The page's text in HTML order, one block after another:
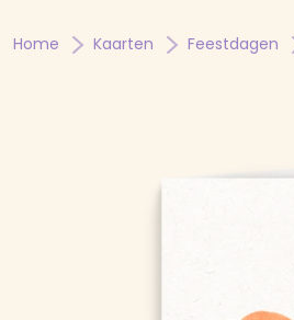
Home Kaarten Feestdagen